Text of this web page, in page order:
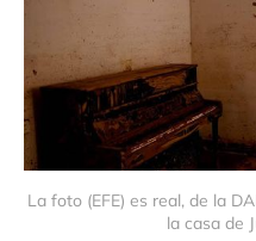
La foto (EFE) es real, de la
la casa de